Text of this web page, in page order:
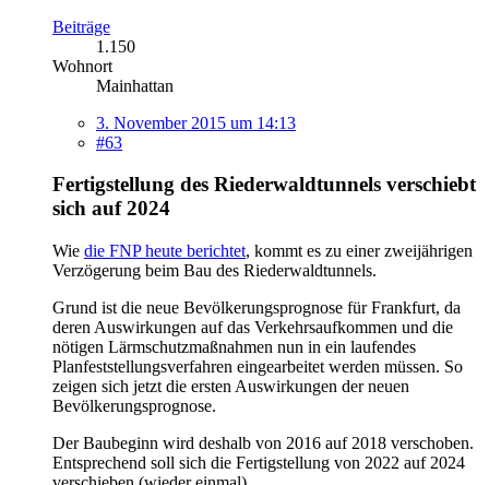
Beiträge
1.150
Wohnort
Mainhattan
3. November 2015 um 14:13
#63
Fertigstellung des Riederwaldtunnels verschiebt
sich auf 2024
Wie die FNP heute berichtet, kommt es zu einer zweijährigen
Verzögerung beim Bau des Riederwaldtunnels.
Grund ist die neue Bevölkerungsprognose für Frankfurt, da
deren Auswirkungen auf das Verkehrsaufkommen und die
nötigen Lärmschutzmaßnahmen nun in ein laufendes
Planfeststellungsverfahren eingearbeitet werden müssen. So
zeigen sich jetzt die ersten Auswirkungen der neuen
Bevölkerungsprognose.
Der Baubeginn wird deshalb von 2016 auf 2018 verschoben.
Entsprechend soll sich die Fertigstellung von 2022 auf 2024